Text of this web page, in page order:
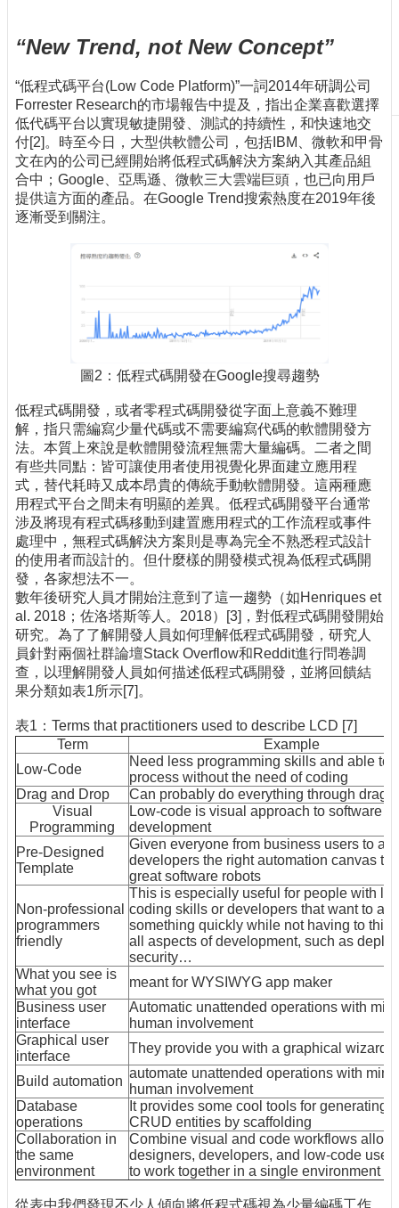
物
校
務
服
務
專
題
報
導
欄
“New Trend, not New Concept”
“低程式碼平台(Low Code Platform)”一詞2014年研調公司
Forrester Research的市場報告中提及，指出企業喜歡選擇
低代碼平台以實現敏捷開發、測試的持續性，和快速地交
付[2]。時至今日，大型供軟體公司，包括IBM、微軟和甲骨
文在內的公司已經開始將低程式碼解決方案納入其產品組
合中；Google、亞馬遜、微軟三大雲端巨頭，也已向用戶
提供這方面的產品。在Google Trend搜索熱度在2019年後
逐漸受到關注。
圖2：低程式碼開發在Google搜尋趨勢
低程式碼開發，或者零程式碼開發從字面上意義不難理
解，指只需編寫少量代碼或不需要編寫代碼的軟體開發方
法。本質上來說是軟體開發流程無需大量編碼。二者之間
有些共同點：皆可讓使用者使用視覺化界面建立應用程
式，替代耗時又成本昂貴的傳統手動軟體開發。這兩種應
用程式平台之間未有明顯的差異。低程式碼開發平台通常
涉及將現有程式碼移動到建置應用程式的工作流程或事件
處理中，無程式碼解決方案則是專為完全不熟悉程式設計
的使用者而設計的。但什麼樣的開發模式視為低程式碼開
發，各家想法不一。
數年後研究人員才開始注意到了這一趨勢（如Henriques et
al. 2018；佐洛塔斯等人。2018）[3]，對低程式碼開發開始
研究。為了了解開發人員如何理解低程式碼開發，研究人
員針對兩個社群論壇Stack Overflow和Reddit進行問卷調
查，以理解開發人員如何描述低程式碼開發，並將回饋結
果分類如表1所示[7]。
表1：Terms that practitioners used to describe LCD [7]
Term
Example
Low-Code
Need less programming skills and able to
process without the need of coding
Drag and Drop
Can probably do everything through drag-
Visual
Programming
Low-code is visual approach to software
development
Pre-Designed
Template
Given everyone from business users to
developers the right automation canvas to
great software robots
Non-professional
programmers
friendly
This is especially useful for people with
coding skills or developers that want to
something quickly while not having to
all aspects of development, such as
security…
What you see is
what you got
meant for WYSIWYG app maker
Business user
interface
Automatic unattended operations with
human involvement
Graphical user
interface
They provide you with a graphical wizard
Build automation
automate unattended operations with
human involvement
Database
operations
It provides some cool tools for generating
CRUD entities by scaffolding
Collaboration in
the same
environment
Combine visual and code workflows
designers, developers, and low-code users
to work together in a single environment
從表中我們發現不少人傾向將低程式碼視為少量編碼工作